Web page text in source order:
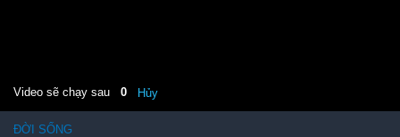
ĐỜI SỐNG
Video sẽ chạy sau 0 Hủy